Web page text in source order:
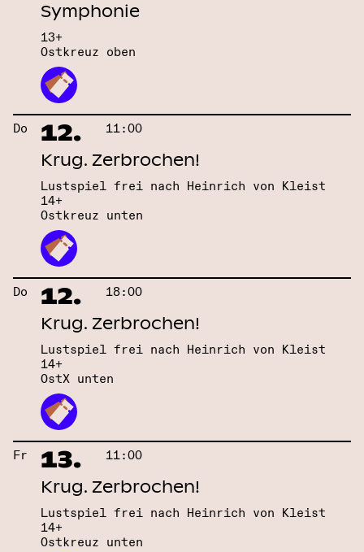
Symphonie
13+
Ostkreuz oben
Do 12. 11:00
Krug. Zerbrochen!
Lustspiel frei nach Heinrich von Kleist
14+
Ostkreuz unten
Do 12. 18:00
Krug. Zerbrochen!
Lustspiel frei nach Heinrich von Kleist
14+
OstX unten
Fr 13. 11:00
Krug. Zerbrochen!
Lustspiel frei nach Heinrich von Kleist
14+
Ostkreuz unten